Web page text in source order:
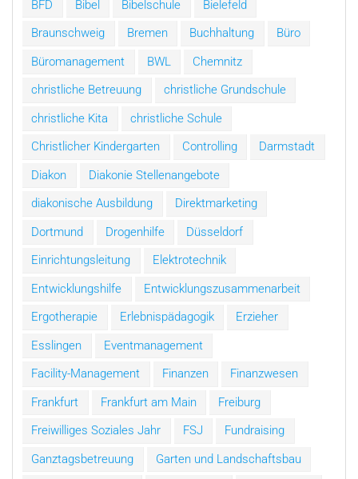
BFD
Bibel Bibelschule
Bielefeld
Braunschweig
Bremen Buchhaltung
Büro
Büromanagement
BWL
Chemnitz
christliche Betreuung
christliche Grundschule
christliche Kita
christliche Schule
Christlicher Kindergarten
Controlling
Darmstadt
Diakon
Diakonie Stellenangebote
diakonische Ausbildung
Direktmarketing
Dortmund
Drogenhilfe
Düsseldorf
Einrichtungsleitung
Elektrotechnik
Entwicklungshilfe
Entwicklungszusammenarbeit
Ergotherapie
Erlebnispädagogik
Erzieher
Esslingen
Eventmanagement
Facility-Management
Finanzen
Finanzwesen
Frankfurt
Frankfurt am Main
Freiburg
Freiwilliges Soziales Jahr
FSJ
Fundraising
Ganztagsbetreuung
Garten und Landschaftsbau